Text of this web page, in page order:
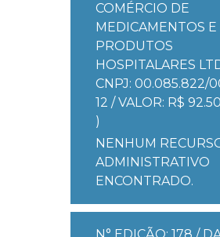
COMÉRCIO DE
MEDICAMENTOS E
PRODUTOS
HOSPITALARES
CNPJ: 00.085.822/
12 / VALOR: R$
)
NENHUM
ADMINISTRATIVO
ENCONTRADO.